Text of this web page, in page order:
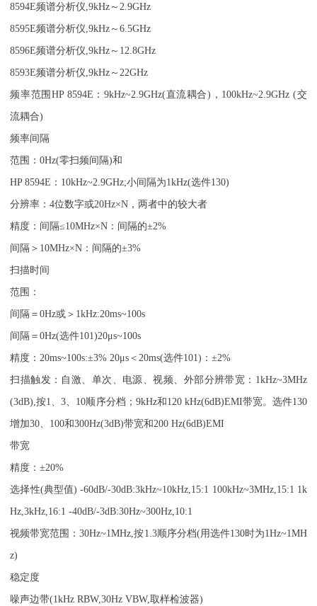
8594E频谱分析仪 ,9kHz ～ 2.9GHz
8595E频谱分析仪 ,9kHz ～6.5GHz
8596E频谱分析仪 ,9kHz ～ 12.8GHz
8593E频谱分析仪 ,9kHz ～ 22GHz
频率范围 HP 8594E ： 9kHz~2.9GHz(直流耦合) ， 100kHz~2.9GHz (交
流耦合)
频率间隔
范围：0Hz(零扫频间隔)和
HP 8594E ： 10kHz~2.9GHz;小间隔为1kHz(选件130)
分辨率：4位数字或20Hz×N ，两者中的较大者
精度：间隔≤10MHz×N ：间隔的±2%
间隔＞ 10MHz×N ：间隔的±3%
扫描时间
范围：
间隔＝0Hz或＞ 1kHz:20ms~100s
间隔＝0Hz(选件101)20μs~100s
精度： 20ms~100s:±3% 20μs ＜ 20ms(选件101) ：±2%
扫描触发：自激、单次、电源、视频、外部分辨带宽： 1kHz~3MHz
(3dB),按1 、3 10顺序分档； 9kHz和120 kHz(6dB)EMI带宽。选件130
增加30 100和300Hz(3dB)带宽和200 Hz(6dB)EMI
带宽
精度：±20%
选择性(典型值) -60dB/-30dB:3kHz~10kHz,15:1 100kHz~3MHz,15:1 1k
Hz,3kHz,16:1 -40dB/-3dB:30Hz~300Hz,10:1
视频带宽范围：30Hz~1MHz,按1.3顺序分档(用选件130时为1Hz~1MH
z)
稳定度
噪声边带(1kHz RBW,30Hz VBW,取样检波器)